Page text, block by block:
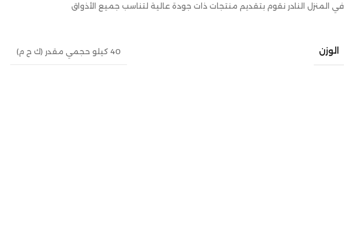
في المنزل النادر نقوم بتقديم منتجات ذات جودة عالية لتناسب جميع الأذواق
الوزن 40 كيلو حجمي مقدر (ك ح م)